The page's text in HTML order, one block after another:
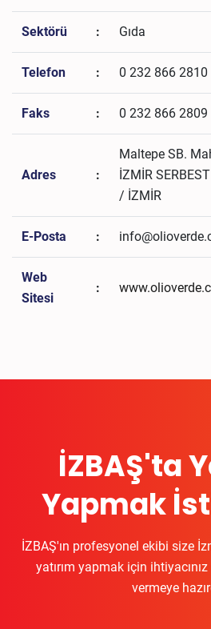
Sektörü : Gıda
Telefon : 0 232 866 2810
Faks : 0 232 866 2809
Adres :
Maltepe SB.
İZMİR
/ İZMİR
E-Posta :
Web
Sitesi
:
İZBAŞ'ta
Yapmak
İZBAŞ'ın profesyonel ekibi size
yatırım yapmak için
vermeye